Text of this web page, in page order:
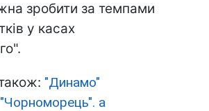
зробити за темпами
у касах
"Динамо"
"Чорноморець". а